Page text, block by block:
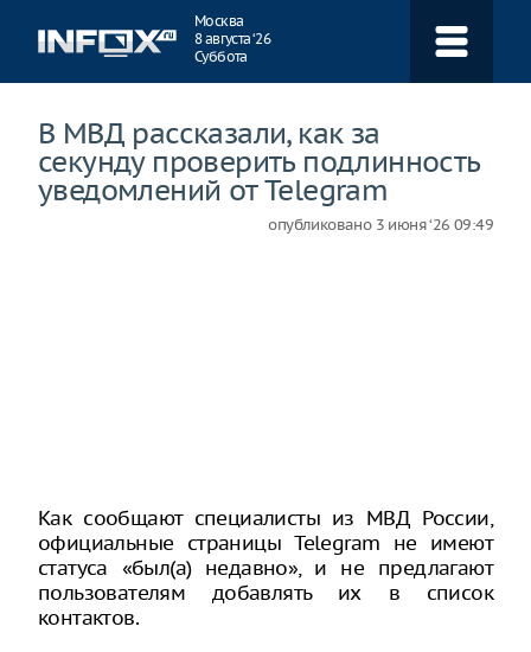
Москва
8 августа ‘26
Суббота
В МВД рассказали, как за
секунду проверить подлинность
уведомлений от Telegram
опубликовано 3 июня ‘26 09:49
Как сообщают специалисты из МВД России,
официальные страницы Telegram не имеют
статуса «был(а) недавно», и не предлагают
пользователям добавлять их в список
контактов.